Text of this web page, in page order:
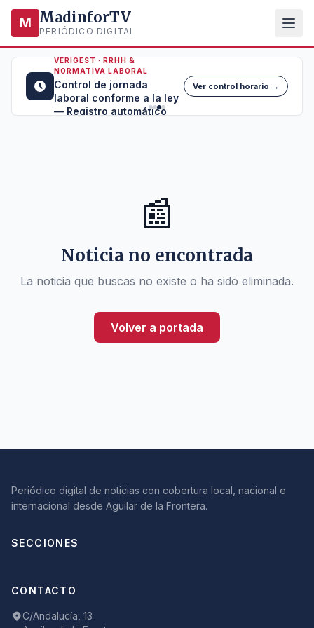
M MadinforTV
PERIÓDICO DIGITAL
VERIGEST · RRHH &
NORMATIVA LABORAL
Control de jornada
laboral conforme a la ley
— Registro automático
Ver control horario →
📰
Noticia no encontrada
La noticia que buscas no existe o ha sido eliminada.
Volver a portada
Periódico digital de noticias con cobertura local, nacional e
internacional desde Aguilar de la Frontera.
SECCIONES
CONTACTO
C/Andalucía, 13